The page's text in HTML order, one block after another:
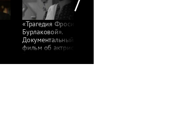
«Трагедия Фроси
Бурлаковой».
Документальный
фильм об актрисе